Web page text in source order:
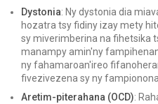
Dystonia: Ny dystonia dia
hozatra tsy fidiny izay mety
sy miverimberina na fihetsika
manampy amin'ny
ny fahamaroan'ireo
fivezivezena sy ny
Aretim-piterahana (OCD):